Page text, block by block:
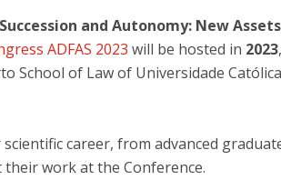
and Autonomy: New
ADFAS 2023 will be hosted in 2023,
School of Law of Universidade Católica
career, from advanced
work at the Conference.